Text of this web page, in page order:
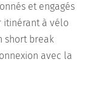
et engagés
itinérant à vélo
short break
avec la